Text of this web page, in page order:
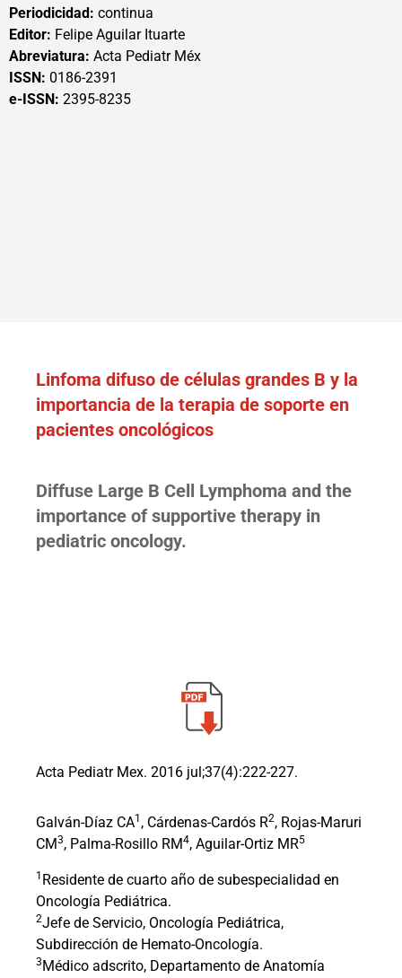
Periodicidad: continua
Editor: Felipe Aguilar Ituarte
Abreviatura: Acta Pediatr Méx
ISSN: 0186-2391
e-ISSN: 2395-8235
Linfoma difuso de células grandes B y la
importancia de la terapia de soporte en
pacientes oncológicos
Diffuse Large B Cell Lymphoma and the
importance of supportive therapy in
pediatric oncology.
Acta Pediatr Mex. 2016 jul;37(4):222-227.
Galván-Díaz CA1 , Cárdenas-Cardós R2, Rojas-Maruri
CM3, Palma-Rosillo RM4, Aguilar-Ortiz MR5
1 Residente de cuarto año de subespecialidad en
Oncología Pediátrica.
2Jefe de Servicio, Oncología Pediátrica,
Subdirección de Hemato-Oncología.
3 Médico adscrito, Departamento de Anatomía